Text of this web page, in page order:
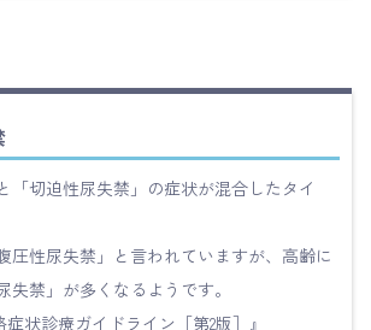
「切迫性尿失禁」の症状が混合したタイ
圧性尿失禁」と言われていますが、高齢に
失禁」が多くなるようです。
状診療ガイドライン［第2版］』